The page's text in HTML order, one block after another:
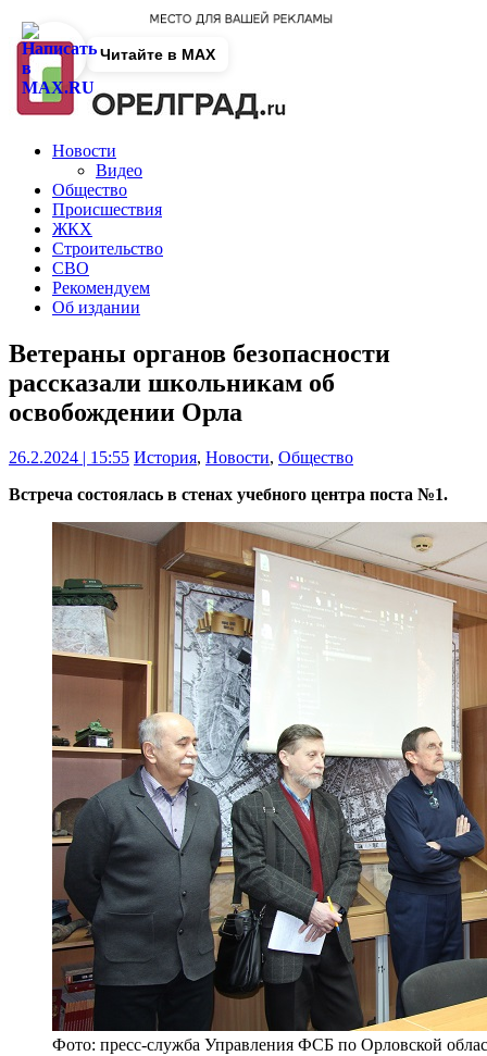
Новости
Видео
Общество
Происшествия
ЖКХ
Строительство
СВО
Рекомендуем
Об издании
Ветераны органов безопасности
рассказали школьникам об
освобождении Орла
26.2.2024 | 15:55 История, Новости, Общество
Встреча состоялась в стенах учебного центра поста №1.
Фото: пресс-служба Управления ФСБ по Орловской
Читайте в MAX